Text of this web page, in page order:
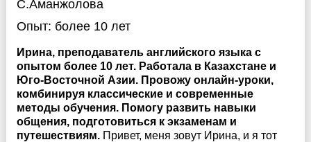
С.Аманжолова
Опыт: более 10 лет
Ирина, преподаватель английского языка с
опытом более 10 лет. Работала в Казахстане и
Юго-Восточной Азии. Провожу онлайн-уроки,
комбинируя классические и современные
методы обучения. Помогу развить навыки
общения, подготовиться к экзаменам и
путешествиям. Привет, меня зовут Ирина, и я тот